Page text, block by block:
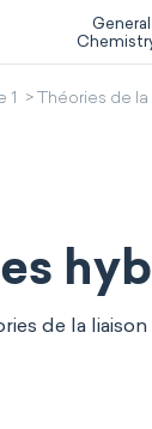
General
1 Théories de la
de la liaison